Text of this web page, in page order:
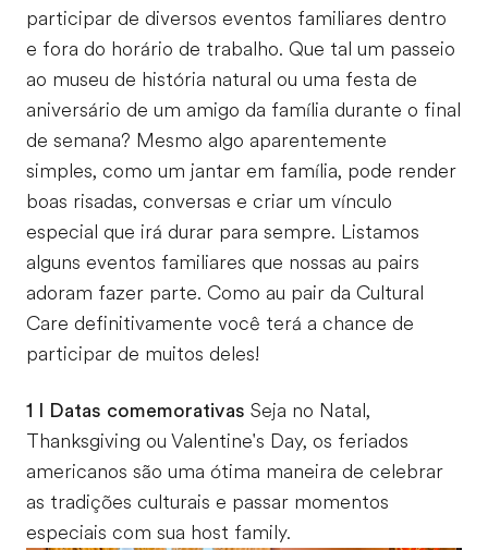
participar de diversos eventos familiares dentro
e fora do horário de trabalho. Que tal um passeio
ao museu de história natural ou uma festa de
aniversário de um amigo da família durante o final
de semana? Mesmo algo aparentemente
simples, como um jantar em família, pode render
boas risadas, conversas e criar um vínculo
especial que irá durar para sempre. Listamos
alguns eventos familiares que nossas au pairs
adoram fazer parte. Como au pair da Cultural
Care definitivamente você terá a chance de
participar de muitos deles!
1 I Datas comemorativas Seja no Natal,
Thanksgiving ou Valentine's Day, os feriados
americanos são uma ótima maneira de celebrar
as tradições culturais e passar momentos
especiais com sua host family.